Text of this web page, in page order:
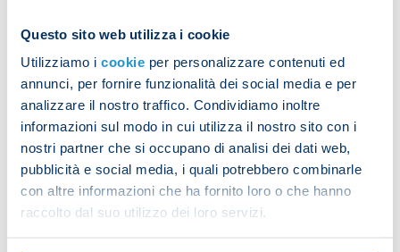
Questo sito web utilizza i cookie
Utilizziamo i cookie per personalizzare contenuti ed
annunci, per fornire funzionalità dei social media e per
analizzare il nostro traffico. Condividiamo inoltre
informazioni sul modo in cui utilizza il nostro sito con i
nostri partner che si occupano di analisi dei dati web,
pubblicità e social media, i quali potrebbero combinarle
con altre informazioni che ha fornito loro o che hanno
raccolto dal suo utilizzo dei loro servizi.
Billy Gilmour will undergo surgery in London on
the club's medical staff
Share the article with your friends and support the
team